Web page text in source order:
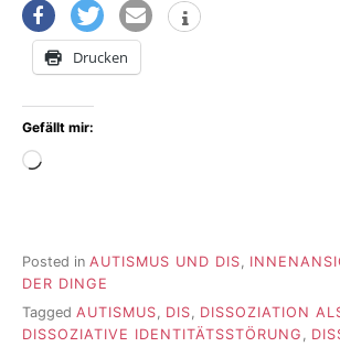
Drucken
Gefällt mir:
Wird
Posted in AUTISMUS UND DIS,
DER DINGE
Tagged AUTISMUS, DIS, DISSOZIATION
DISSOZIATIVE IDENTITÄTSSTÖRUNG ,